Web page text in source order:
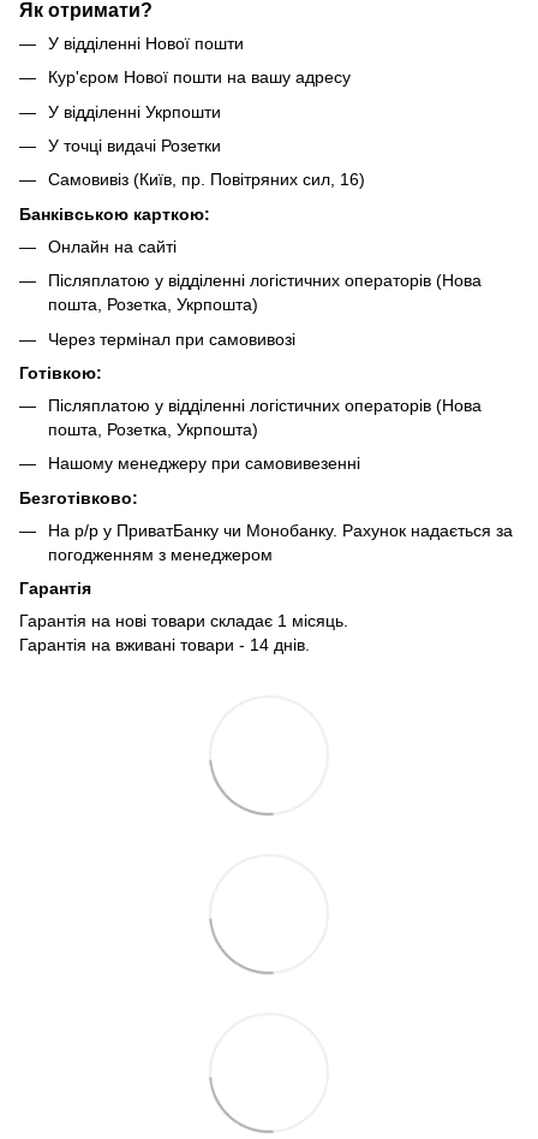
Як отримати?
У відділенні Нової пошти
Кур'єром Нової пошти на вашу адресу
У відділенні Укрпошти
У точці видачі Розетки
Самовивіз (Київ, пр. Повітряних сил, 16)
Банківською карткою:
Онлайн на сайті
Післяплатою у відділенні логістичних операторів (Нова
пошта, Розетка, Укрпошта)
Через термінал при самовивозі
Готівкою:
Післяплатою у відділенні логістичних операторів (Нова
пошта, Розетка, Укрпошта)
Нашому менеджеру при самовивезенні
Безготівково:
На р/р у ПриватБанку чи Монобанку. Рахунок надається за
погодженням з менеджером
Гарантія
Гарантія на нові товари складає 1 місяць.
Гарантія на вживані товари - 14 днів.